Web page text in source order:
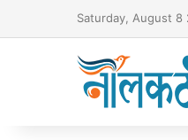
Saturday, August 8